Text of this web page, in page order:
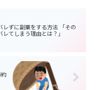
レずに副業をする方法 「その
てしまう理由とは？」